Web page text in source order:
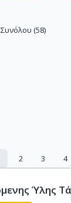
(58)
2 3 4
Ύλης